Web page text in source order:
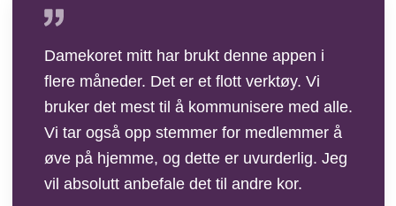
Damekoret mitt har brukt denne appen i
flere måneder. Det er et flott verktøy. Vi
bruker det mest til å kommunisere med alle.
Vi tar også opp stemmer for medlemmer å
øve på hjemme, og dette er uvurderlig. Jeg
vil absolutt anbefale det til andre kor.